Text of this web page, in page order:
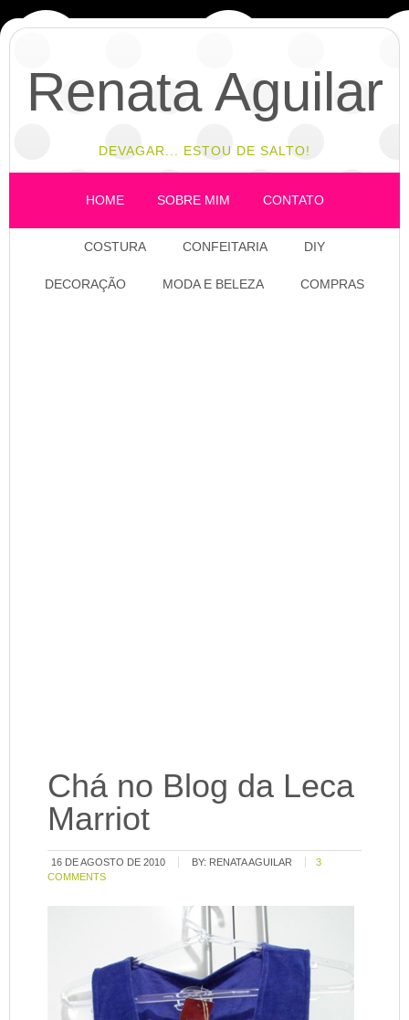
Renata Aguilar
DEVAGAR... ESTOU DE SALTO!
HOME SOBRE MIM CONTATO
COSTURA CONFEITARIA DIY
DECORAÇÃO MODA E BELEZA COMPRAS
Chá no Blog da Leca
Marriot
16 DE AGOSTO DE 2010 BY: RENATA AGUILAR
3
COMMENTS